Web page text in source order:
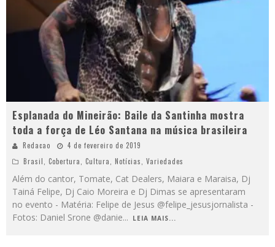
Esplanada do Mineirão: Baile da Santinha mostra
toda a força de Léo Santana na música brasileira
Redacao
4 de fevereiro de 2019
Brasil, Cobertura, Cultura, Notícias, Variedades
Além do cantor, Tomate, Cat Dealers, Maiara e Maraisa, Dj
Tainá Felipe, Dj Caio Moreira e Dj Dimas se apresentaram
no evento - Matéria: Felipe de Jesus @felipe_jesusjornalista -
Fotos: Daniel Srone @danie... LEIA MAIS...